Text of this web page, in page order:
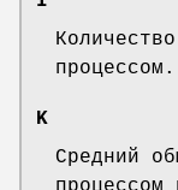
процессом.
K
Средний